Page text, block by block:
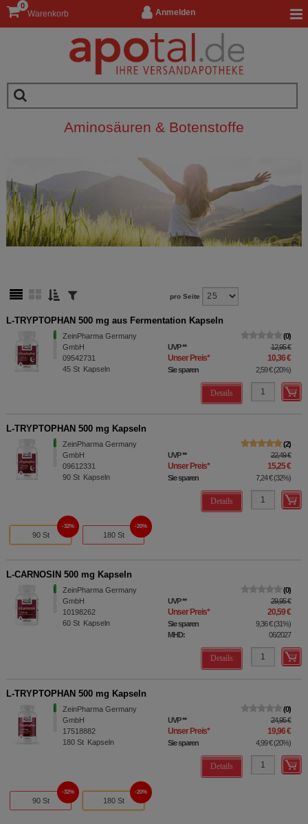
Anmelden
Warenkorb
0
Aminosäuren & Botenstoffe
pro Seite
L-TRYPTOPHAN 500 mg aus Fermentation Kapseln
ZeinPharma Germany
GmbH
09542731
45 St Kapseln
0
UVP** 12,95 €
Unser Preis* 10,36 €
Sie sparen 2,59 €(20%)
Details
L-TRYPTOPHAN 500 mg Kapseln
ZeinPharma Germany
GmbH
09612331
90 St Kapseln
2
UVP** 22,49 €
Unser Preis* 15,25 €
Sie sparen 7,24 €(32%)
Details
90 St
32%
180 St
20%
L-CARNOSIN 500 mg Kapseln
ZeinPharma Germany
GmbH
10198262
60 St Kapseln
0
UVP** 29,95 €
Unser Preis* 20,59 €
Sie sparen 9,36 €(31%)
MHD:
06/2027
Details
L-TRYPTOPHAN 500 mg Kapseln
ZeinPharma Germany
GmbH
17518882
180 St Kapseln
0
UVP** 24,95 €
Unser Preis* 19,96 €
Sie sparen 4,99 €(20%)
Details
90 St
32%
180 St
20%